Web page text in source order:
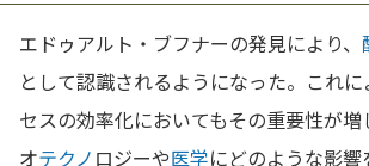
エドゥアルト・ブフナーの発見により、
として認識されるようになった。これに
セスの効率化においてもその重要性が増
オテクノ ロジーや医学にどのような影響